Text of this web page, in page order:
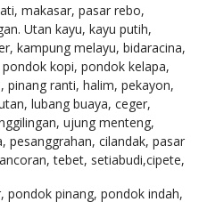
makasar, pasar rebo,
Utan kayu, kayu putih,
kampung melayu, bidaracina,
kopi, pondok kelapa,
pinang ranti, halim, pekayon,
lubang buaya, ceger,
ujung menteng,
pesanggrahan, cilandak, pasar
tebet, setiabudi,cipete,
pondok pinang, pondok indah,